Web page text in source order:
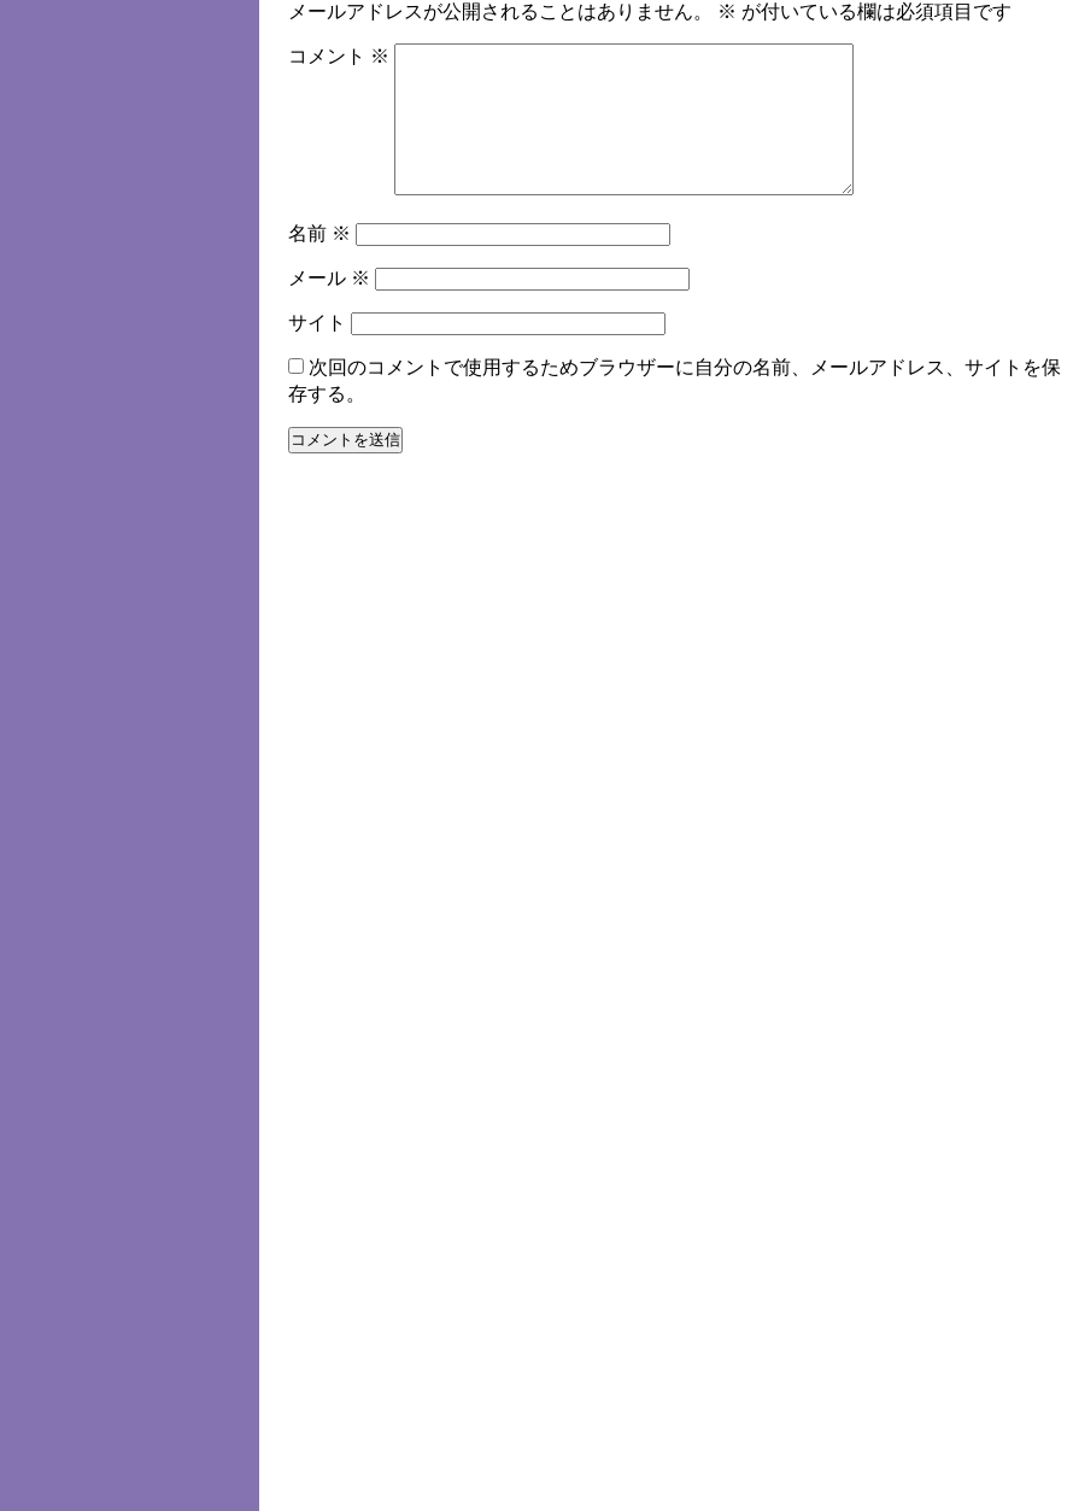
メールアドレスが公開されることはありません。 ※ が付いている欄は必須項目です
コメント ※
名前 ※
メール ※
サイト
次回のコメントで使用するためブラウザーに自分の名前、メールアドレス、サイトを保
存する。